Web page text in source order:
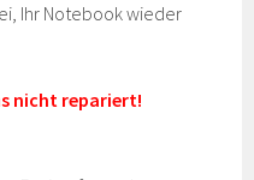
Ihr Notebook wieder
nicht repariert!